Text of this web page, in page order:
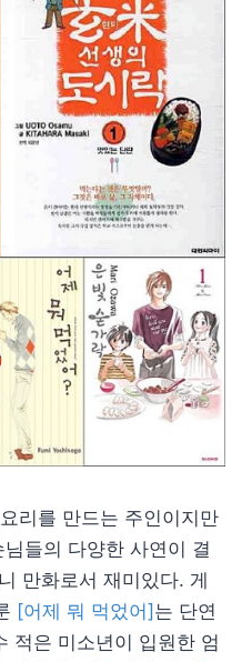
리를 만드는 주인이지만
들의 다양한 사연이 결
만화로서 재미있다. 게
[어제 뭐 먹었어] 는 단연
적은 미소년이 입원한 엄